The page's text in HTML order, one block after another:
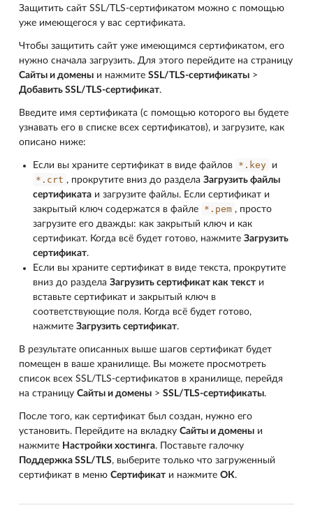
Защитить сайт SSL/TLS-сертификатом можно с помощью
уже имеющегося у вас сертификата.
Чтобы защитить сайт уже имеющимся сертификатом, его
нужно сначала загрузить. Для этого перейдите на страницу
Сайты и домены и нажмите SSL/TLS-сертификаты >
Добавить SSL/TLS-сертификат.
Введите имя сертификата (с помощью которого вы будете
узнавать его в списке всех сертификатов), и загрузите, как
описано ниже:
Если вы храните сертификат в виде файлов *.key и
*.crt , прокрутите вниз до раздела Загрузить файлы
сертификата и загрузите файлы. Если сертификат и
закрытый ключ содержатся в файле
*.pem , просто
загрузите его дважды: как закрытый ключ и как
сертификат. Когда всё будет готово, нажмите Загрузить
сертификат.
Если вы храните сертификат в виде текста, прокрутите
вниз до раздела Загрузить сертификат как текст и
вставьте сертификат и закрытый ключ в
соответствующие поля. Когда всё будет готово,
нажмите Загрузить сертификат.
В результате описанных выше шагов сертификат будет
помещен в ваше хранилище. Вы можете просмотреть
список всех SSL/TLS-сертификатов в хранилище, перейдя
на страницу Сайты и домены > SSL/TLS-сертификаты.
После того, как сертификат был создан, нужно его
установить. Перейдите на вкладку Сайты и домены и
нажмите Настройки хостинга. Поставьте галочку
Поддержка SSL/TLS, выберите только что загруженный
сертификат в меню Сертификат и нажмите ОК.